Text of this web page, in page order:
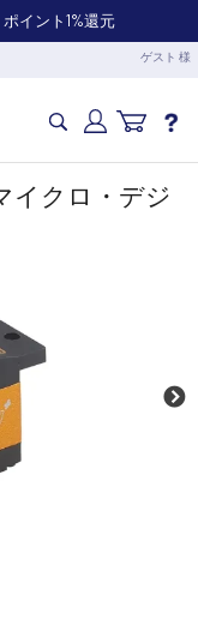
ポイント1%還元
ゲスト 様
イクロ・デジ